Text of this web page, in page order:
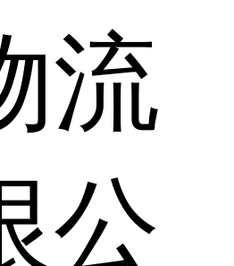
流
公